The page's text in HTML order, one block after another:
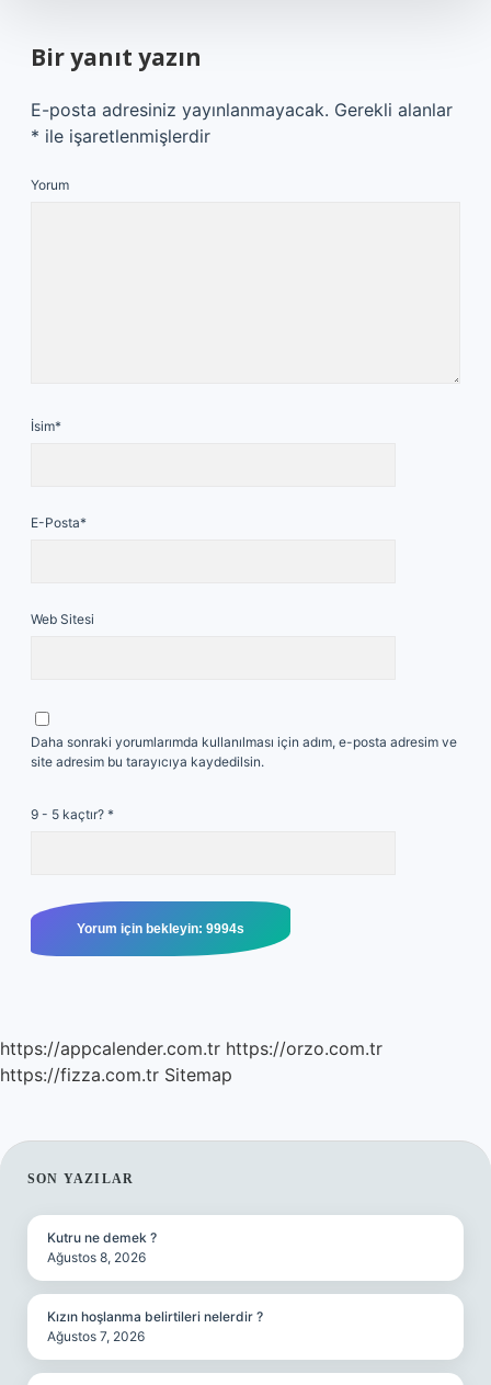
Bir yanıt yazın
E-posta adresiniz yayınlanmayacak. Gerekli alanlar
* ile işaretlenmişlerdir
Yorum
İsim*
E-Posta*
Web Sitesi
Daha sonraki yorumlarımda kullanılması için adım, e-posta adresim ve
site adresim bu tarayıcıya kaydedilsin.
9 - 5 kaçtır? *
https://appcalender.com.tr https://orzo.com.tr
https://fizza.com.tr Sitemap
SIDEBAR
SON YAZILAR
Kutru ne demek ?
Ağustos 8, 2026
Kızın hoşlanma belirtileri nelerdir ?
Ağustos 7, 2026